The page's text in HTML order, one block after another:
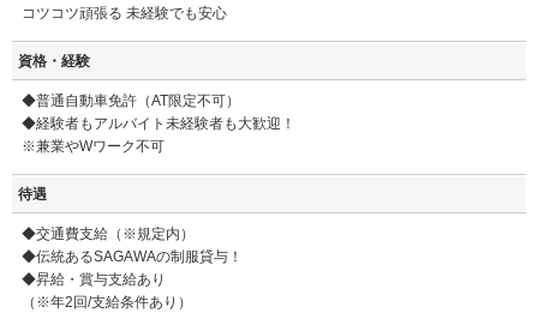
コツコツ頑張る 未経験でも安心
資格・経験
◆普通自動車免許（AT限定不可）
◆経験者もアルバイト未経験者も大歓迎！
※兼業やWワーク不可
待遇
◆交通費支給（※規定内）
◆伝統あるSAGAWAの制服貸与！
◆昇給・賞与支給あり
（※年2回/支給条件あり）